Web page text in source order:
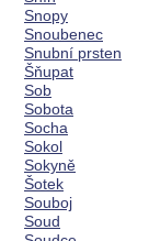
Snopy
Snoubenec
Snubní prsten
Šňupat
Sob
Sobota
Socha
Sokol
Sokyně
Šotek
Souboj
Soud